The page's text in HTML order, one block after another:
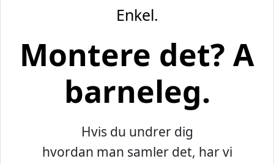
Enkel.
Montere det? A
barneleg.
Hvis du undrer dig
hvordan man samler det, har vi